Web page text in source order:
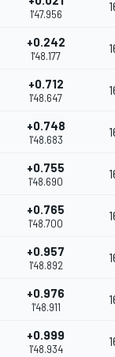
1'47.956
+0.242
1'48.177
+0.712
1'48.647
+0.748
1'48.683
+0.755
1'48.690
+0.765
1'48.700
+0.957
1'48.892
+0.976
1'48.911
+0.999
1'48.934